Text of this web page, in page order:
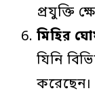
প্রযুক্তি
মিহির
যিনি
করেছেন।